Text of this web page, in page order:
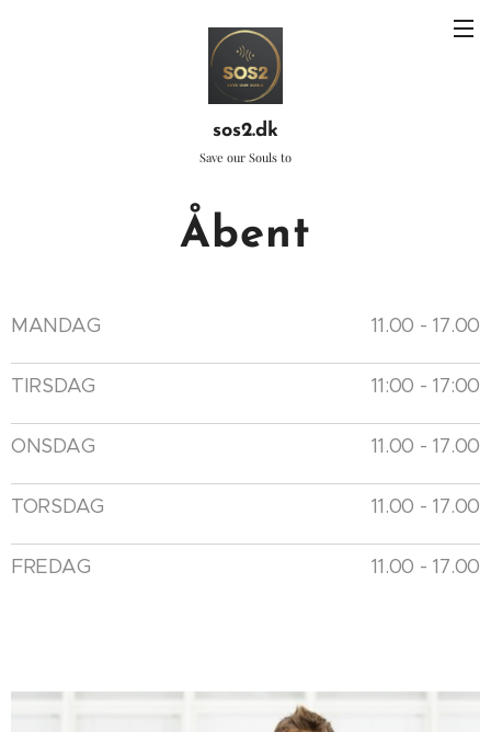
sos2.dk
Save our Souls to
Åbent
MANDAG 11.00 - 17.00
TIRSDAG 11:00 - 17:00
ONSDAG 11.00 - 17.00
TORSDAG 11.00 - 17.00
FREDAG 11.00 - 17.00